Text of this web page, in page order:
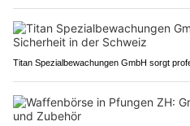
Titan Spezialbewachungen GmbH sorgt